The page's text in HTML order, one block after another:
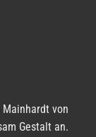
von
Gestalt an.